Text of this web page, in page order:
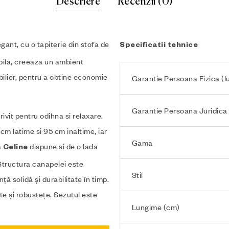
cu o tapiterie din stofa de
creeaza un ambient
pentru a obtine economie
pentru odihna si relaxare.
latime si 95 cm inaltime, iar
Celine dispune si de o lada
canapelei este
solidă și durabilitate în timp.
și robustețe. Sezutul este
Specificatii tehnice
Garantie Persoana Fizica
Garantie Persoana
Gama
Stil
Lungime (cm)